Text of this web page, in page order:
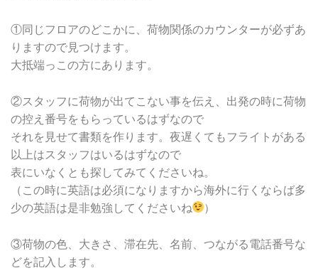
①同じフロアのどこかに、荷物関係のカウンターが必ずあ
りますので見つけます。
大抵端っこの方にあります。
②スタッフに荷物が出てこない事を伝え、出発の時に荷物
の控え番号をもらっているはずなので
それを見せて書類を作ります。夜遅くてもフライトがある
以上はスタッフはいるはずなので
表にいなくとも探してみてくださいね。
（この時に英語は必須になりますから海外に行くならば多
少の英語は是非勉強してくださいね
）
③荷物の色、大きさ、滞在先、名前、つながる電話番号な
どを記入します。